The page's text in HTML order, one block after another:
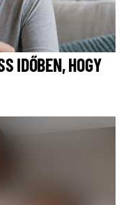
IDŐBEN, HOGY